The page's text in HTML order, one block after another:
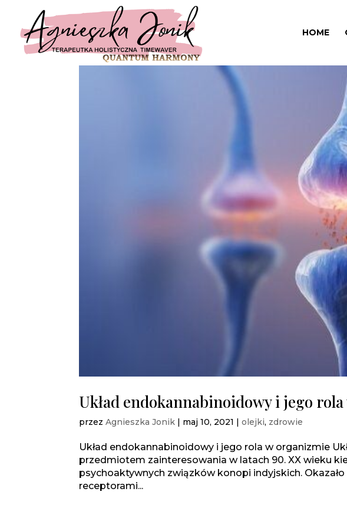
HOME
Układ endokannabinoidowy i jego
przezAgnieszka Jonik | maj 10, 2021 |olejki, zdrowie
Układ endokannabinoidowy i jego rola w organizmie
przedmiotem zainteresowania w latach 90. XX wieku
psychoaktywnych związków konopi indyjskich. Okazało
receptorami...